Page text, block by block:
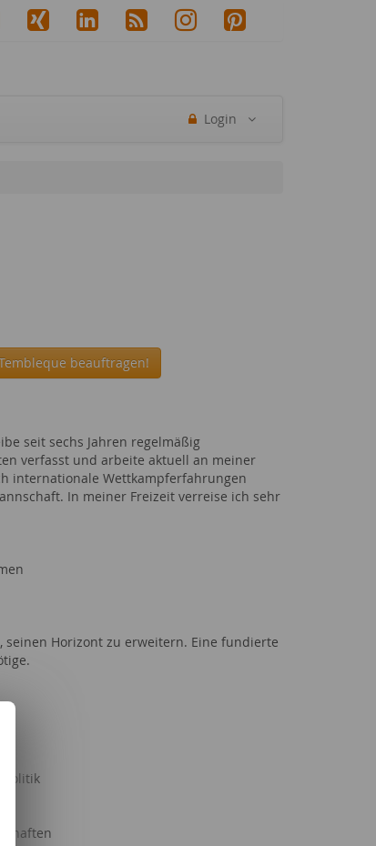
Login
beauftragen!
seit sechs Jahren regelmäßig
verfasst und arbeite aktuell an meiner
internationale Wettkampferfahrungen
In meiner Freizeit verreise ich sehr
Horizont zu erweitern. Eine fundierte
Politik